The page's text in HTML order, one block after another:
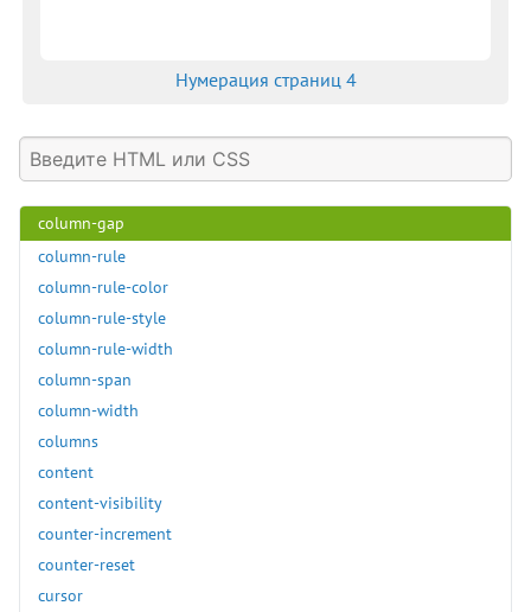
Нумерация страниц 4
column-count
column-fill
column-gap
column-rule
column-rule-color
column-rule-style
column-rule-width
column-span
column-width
columns
content
content-visibility
counter-increment
counter-reset
cursor